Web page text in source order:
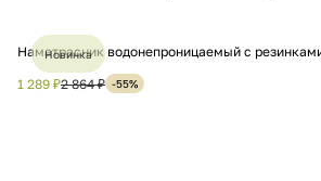
Наматрасник водонепроницаемый с
1 289 ₽2 864 ₽ -55%
Новинка